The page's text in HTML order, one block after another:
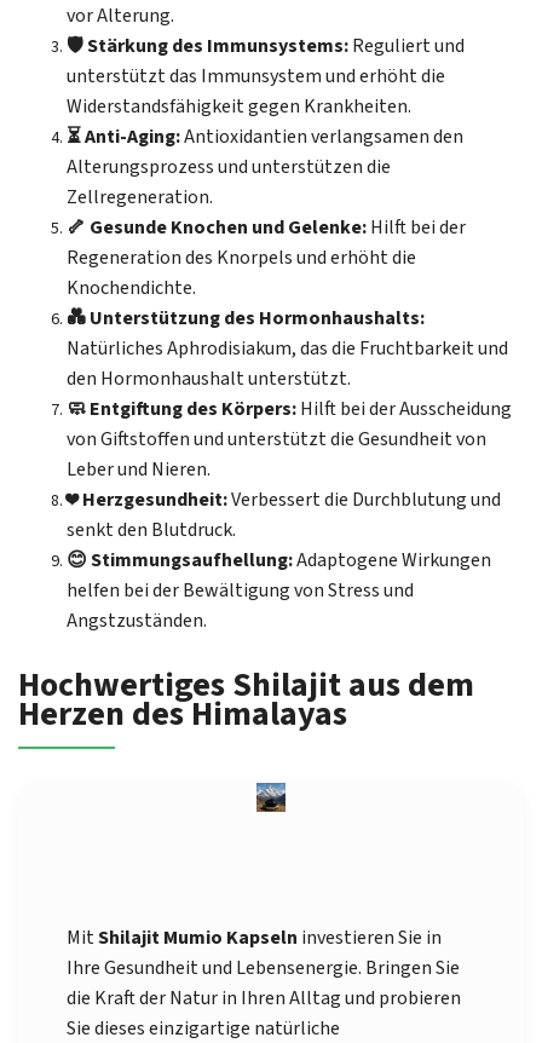
vor Alterung.
🛡️ Stärkung des Immunsystems:Reguliert und
unterstützt das Immunsystem und erhöht die
Widerstandsfähigkeit gegen Krankheiten.
⏳ Anti-Aging:Antioxidantien verlangsamen den
Alterungsprozess und unterstützen die
Zellregeneration.
🦴 Gesunde Knochen und Gelenke:Hilft bei der
Regeneration des Knorpels und erhöht die
Knochendichte.
💑 Unterstützung des Hormonhaushalts:
Natürliches Aphrodisiakum, das die Fruchtbarkeit und
den Hormonhaushalt unterstützt.
🧼 Entgiftung des Körpers:Hilft bei der Ausscheidung
von Giftstoffen und unterstützt die Gesundheit von
Leber und Nieren.
❤️ Herzgesundheit:Verbessert die Durchblutung und
senkt den Blutdruck.
😊 Stimmungsaufhellung:Adaptogene Wirkungen
helfen bei der Bewältigung von Stress und
Angstzuständen.
Hochwertiges Shilajit aus dem
Herzen des Himalayas
MitShilajit Mumio Kapseln investieren Sie in
Ihre Gesundheit und Lebensenergie. Bringen Sie
die Kraft der Natur in Ihren Alltag und probieren
Sie dieses einzigartige natürliche